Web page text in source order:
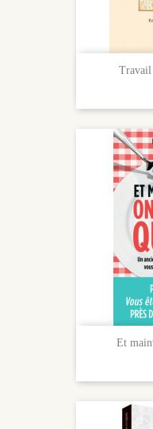
Travail
Et